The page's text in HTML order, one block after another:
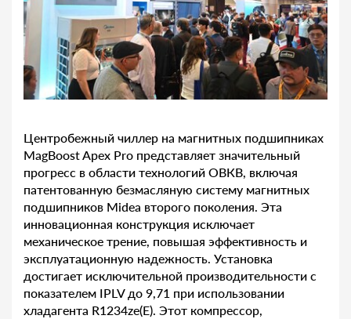
Центробежный чиллер на магнитных подшипниках
MagBoost Apex Pro представляет значительный
прогресс в области технологий ОВКВ, включая
патентованную безмасляную систему магнитных
подшипников Midea второго поколения. Эта
инновационная конструкция исключает
механическое трение, повышая эффективность и
эксплуатационную надежность. Установка
достигает исключительной производительности с
показателем IPLV до 9,71 при использовании
хладагента R1234ze(E). Этот компрессор,